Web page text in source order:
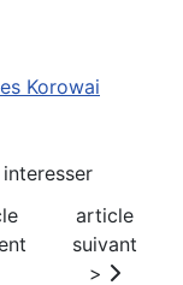
Korowai
article
suivant
>